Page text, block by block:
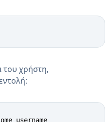
του χρήστη,
username